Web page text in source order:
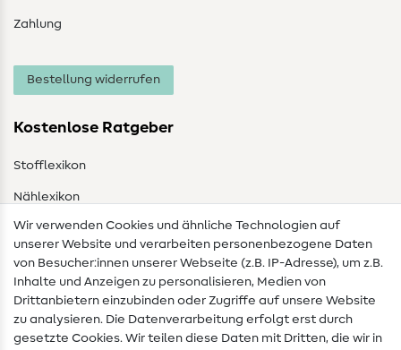
Zahlung
Bestellung widerrufen
Kostenlose Ratgeber
Stofflexikon
Nählexikon
Nähanleitungen
Hilfe & Kontakt
Kontakt
Infos zum Betreiberwechsel
Wir verwenden Cookies und ähnliche Technologien auf
unserer Website und verarbeiten personenbezogene Daten
von Besucher:innen unserer Webseite (z.B. IP-Adresse), um z.B.
Inhalte und Anzeigen zu personalisieren, Medien von
Drittanbietern einzubinden oder Zugriffe auf unsere Website
zu analysieren. Die Datenverarbeitung erfolgt erst durch
gesetzte Cookies. Wir teilen diese Daten mit Dritten, die wir in